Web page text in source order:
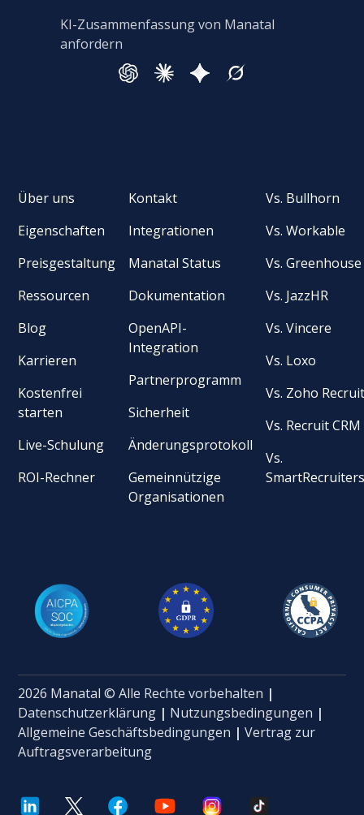
KI-Zusammenfassung von Manatal
anfordern
Über uns
Eigenschaften
Preisgestaltung
Ressourcen
Blog
Karrieren
Kostenfrei
starten
Live-Schulung
ROI-Rechner
Kontakt
Integrationen
Manatal Status
Dokumentation
OpenAPI-
Integration
Partnerprogramm
Sicherheit
Änderungsprotokoll
Gemeinnützige
Organisationen
Vs. Bullhorn
Vs. Workable
Vs. Greenhouse
Vs. JazzHR
Vs. Vincere
Vs. Loxo
Vs. Zoho
Vs. Recruit CRM
Vs.
2026 Manatal © Alle Rechte vorbehalten |
Datenschutzerklärung | Nutzungsbedingungen |
Allgemeine Geschäftsbedingungen | Vertrag zur
Auftragsverarbeitung